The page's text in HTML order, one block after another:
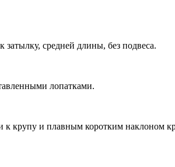
затылку, средней длины, без подвеса.
лопатками.
к крупу и плавным коротким наклоном